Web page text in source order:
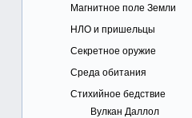
Магнитное поле Земли
НЛО и пришельцы
Секретное оружие
Среда обитания
Стихийное бедствие
Вулкан Даллол